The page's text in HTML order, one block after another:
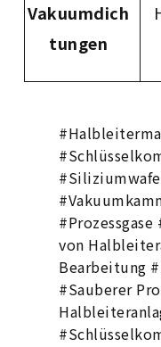
Vakuumdich
tungen
von
Bearbeitung
#Sauberer